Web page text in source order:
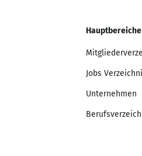
Hauptbereiche
Jobs
Unternehmen